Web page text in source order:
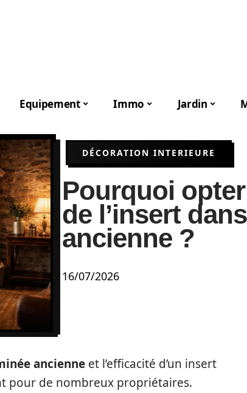
Equipement Immo Jardin
DÉCORATION INTERIEURE
Pourquoi
de l’insert
ancienne ?
16/07/2026
ancienne et l’efficacité d’un insert
pour de nombreux propriétaires.